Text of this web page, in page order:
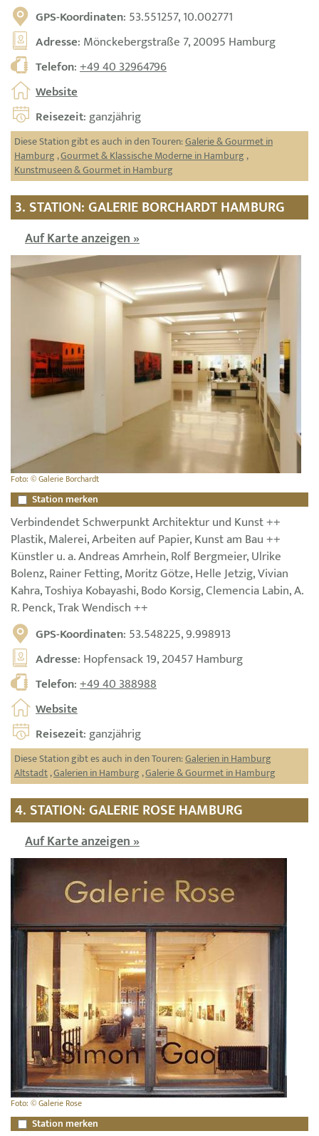
GPS-Koordinaten: 53.551257, 10.002771
Adresse: Mönckebergstraße 7, 20095 Hamburg
Telefon:+49 40 32964796
Website
Reisezeit: ganzjährig
Diese Station gibt es auch in den Touren:Galerie & Gourmet in
Hamburg ,Gourmet & Klassische Moderne in Hamburg ,
Kunstmuseen & Gourmet in Hamburg
3. STATION: GALERIE BORCHARDT HAMBURG
Auf Karte anzeigen »
Foto: © Galerie Borchardt
Station merken
Verbindendet Schwerpunkt Architektur und Kunst ++
Plastik, Malerei, Arbeiten auf Papier, Kunst am Bau ++
Künstler u. a. Andreas Amrhein, Rolf Bergmeier, Ulrike
Bolenz, Rainer Fetting, Moritz Götze, Helle Jetzig, Vivian
Kahra, Toshiya Kobayashi, Bodo Korsig, Clemencia Labin, A.
R. Penck, Trak Wendisch ++
GPS-Koordinaten: 53.548225, 9.998913
Adresse: Hopfensack 19, 20457 Hamburg
Telefon:+49 40 388988
Website
Reisezeit: ganzjährig
Diese Station gibt es auch in den Touren:Galerien in Hamburg
Altstadt,Galerien in Hamburg ,Galerie & Gourmet in Hamburg
4. STATION: GALERIE ROSE HAMBURG
Auf Karte anzeigen »
Foto: © Galerie Rose
Station merken